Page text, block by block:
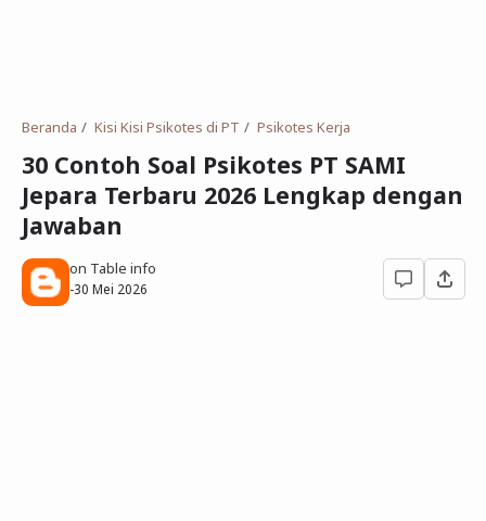
Gambar Orang dan Pohon
Download Soal
Tidak Bersekolah
Beranda Kisi Kisi Psikotes di PT Psikotes Kerja
30 Contoh Soal Psikotes PT SAMI
Jepara Terbaru 2026 Lengkap dengan
Jawaban
on Table info
-30 Mei 2026